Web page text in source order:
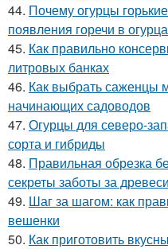
44. Почему огурцы
появления горечи в
45. Как правильно
литровых банках
46. Как выбрать саженцы
начинающих садоводов
47. Огурцы для северо-
сорта и гибриды
48. Правильная обрезка
секреты заботы за
49. Шаг за шагом: как
вешенки
50. Как приготовить